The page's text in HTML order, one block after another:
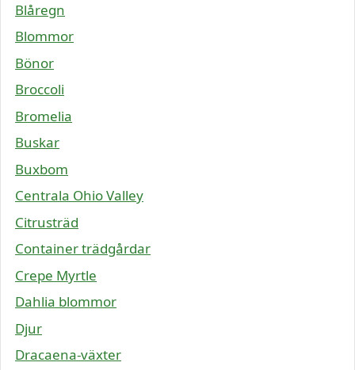
Blåregn
Blommor
Bönor
Broccoli
Bromelia
Buskar
Buxbom
Centrala Ohio Valley
Citrusträd
Container trädgårdar
Crepe Myrtle
Dahlia blommor
Djur
Dracaena-växter